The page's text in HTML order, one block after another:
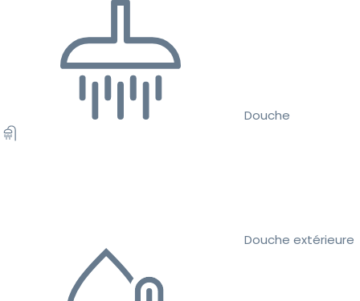
Douche
Douche extérieure